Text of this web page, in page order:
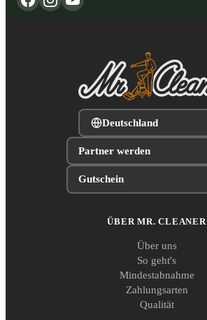
Deutschland
Partner werden
Gutschein
ÜBER MR. CLEANER
Über uns
So geht's
Mindestabnahme
Zahlungsarten
Qualität